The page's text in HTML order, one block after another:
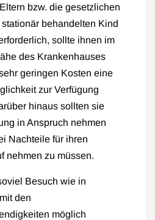
bzw. die gesetzlichen
behandelten Kind
sollte ihnen im
des Krankenhauses
geringen Kosten eine
zur Verfügung
hinaus sollten sie
in Anspruch nehmen
Nachteile für ihren
nehmen zu müssen.
Besuch wie in
den
möglich